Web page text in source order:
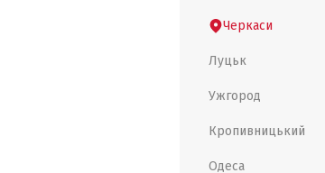
Черкаси
Луцьк
Ужгород
Кропивницький
Одеса